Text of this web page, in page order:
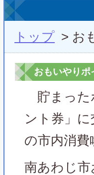
トップ > お
おもいやりポ
貯まった
ント券」
の市内消
南あわじ